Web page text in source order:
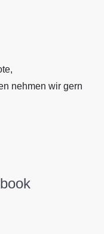
nehmen wir gern